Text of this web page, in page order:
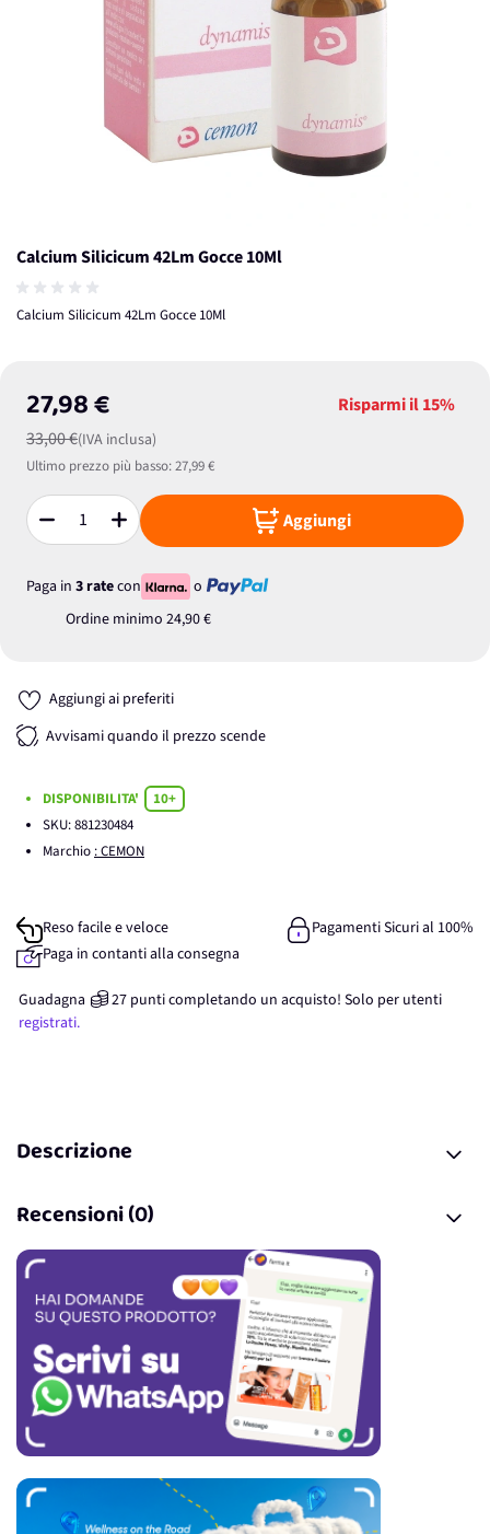
Calcium Silicicum 42Lm Gocce 10Ml
Calcium Silicicum 42Lm Gocce 10Ml
27,98 €
33,00 €(IVA inclusa)
Risparmi il15%
Ultimo prezzo più basso:27,99 €
Quantità Aggiungi
Paga in 3 ratecon
o
Ordine minimo 24,90 €
Aggiungi ai preferiti
Avvisami quando il prezzo scende
DISPONIBILITA'
10+
SKU:881230484
Marchio : CEMON
Reso facile e veloce
Pagamenti Sicuri al 100%
Paga in contanti alla consegna
Guadagna 27 punticompletando un acquisto! Solo per utenti
registrati.
Descrizione
Recensioni (0)